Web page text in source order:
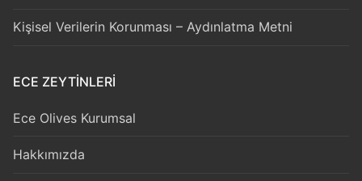
Kişisel Verilerin Korunması – Aydınlatma Metni
ECE ZEYTİNLERİ
Ece Olives Kurumsal
Hakkımızda